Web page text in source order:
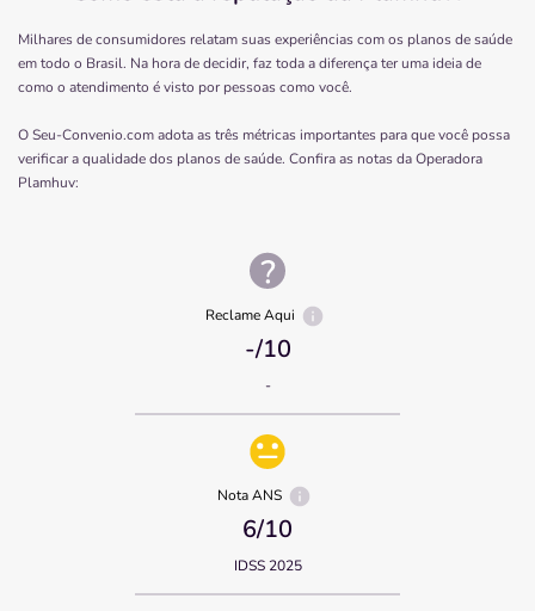
Milhares de consumidores relatam suas experiências com os planos de saúde
em todo o Brasil. Na hora de decidir, faz toda a diferença ter uma ideia de
como o atendimento é visto por pessoas como você.
O Seu-Convenio.com adota as três métricas importantes para que você possa
verificar a qualidade dos planos de saúde. Confira as notas da Operadora
Plamhuv:
Reclame Aqui
-/10
-
Nota ANS
6/10
IDSS 2025